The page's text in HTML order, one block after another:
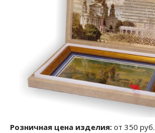
Розничная цена изделия: от 350 руб.